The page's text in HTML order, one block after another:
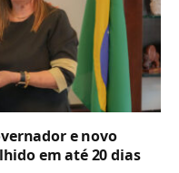
e novo
em até 20 dias